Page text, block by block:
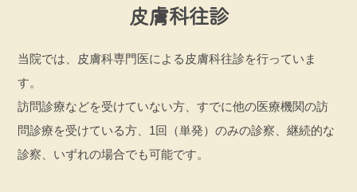
皮膚科往診
当院では、皮膚科専門医による皮膚科往診を行っていま
す。
訪問診療などを受けていない方、すでに他の医療機関の訪
問診療を受けている方、1回（単発）のみの診察、継続的な
診察、いずれの場合でも可能です。